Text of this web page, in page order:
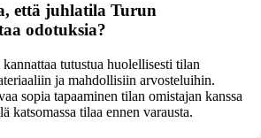
että juhlatila Turun
odotuksia?
tutustua huolellisesti tilan
ja mahdollisiin arvosteluihin.
sopia tapaaminen tilan omistajan kanssa
katsomassa tilaa ennen varausta.